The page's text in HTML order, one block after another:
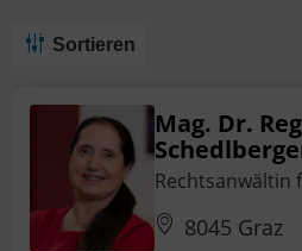
Sortieren
Mag. Dr.
Rechtsanwältin
8045 Graz